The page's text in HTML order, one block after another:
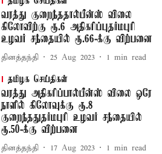
வரத்து குறைந்ததால்பீன்ஸ் விலை
கிலோவிற்கு ரூ.6 அதிகரிப்புதர்மபுரி
உழவர் சந்தையில் ரூ.66-க்கு விற்பனை
தினத்தந்தி 25 Aug 2023 1 min read
தமிழக செய்திகள்
வரத்து அதிகரிப்பால்பீன்ஸ் விலை ஒரே
நாளில் கிலோவுக்கு ரூ.8
குறைந்ததுதர்மபுரி உழவர் சந்தையில்
ரூ.50-க்கு விற்பனை
தினத்தந்தி 17 Aug 2023 1 min read